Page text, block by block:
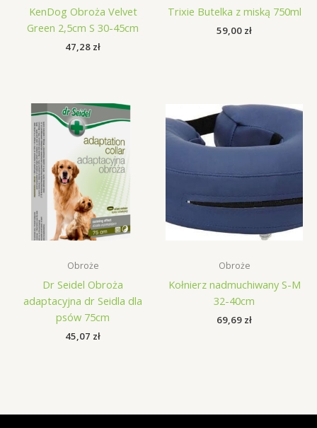
KenDog Obroża Velvet
Green 2,5cm S 30-45cm
47,28 zł
Trixie Butelka z miską 750ml
59,00 zł
Obroże
Dr Seidel Obroża
adaptacyjna dr Seidla dla
psów 75cm
45,07 zł
Obroże
Kołnierz nadmuchiwany S-M
32-40cm
69,69 zł